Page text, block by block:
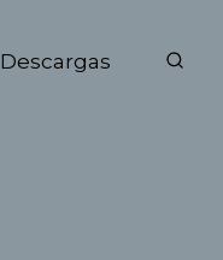
Descargas